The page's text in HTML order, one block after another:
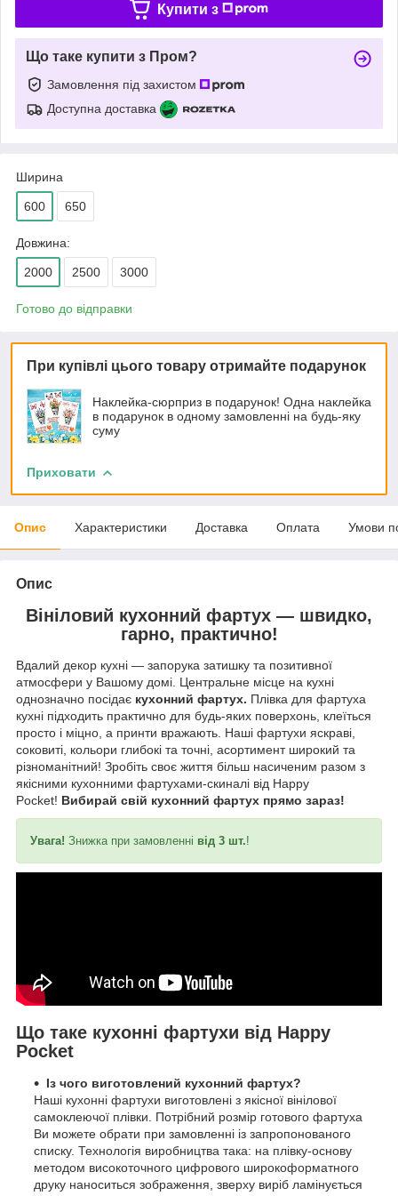
Купити з
Що таке купити з Пром?
Замовлення під захистом
Доступна доставка
Ширина
600 650
Довжина:
2000 2500 3000
Готово до відправки
При купівлі цього товару отримайте подарунок
Наклейка-сюрприз в подарунок! Одна наклейка
в подарунок в одному замовленні на будь-яку
суму
Приховати
Опис Характеристики Доставка Оплата Умови
Опис
Вініловий кухонний фартух — швидко,
гарно, практично!
Вдалий декор кухні — запорука затишку та позитивної
атмосфери у Вашому домі. Центральне місце на кухні
однозначно посідає кухонний фартух. Плівка для фартуха
кухні підходить практично для будь-яких поверхонь, клеїться
просто і міцно, а принти вражають. Наші фартухи яскраві,
соковиті, кольори глибокі та точні, асортимент широкий та
різноманітний! Зробіть своє життя більш насиченим разом з
якісними кухонними фартухами-скиналі від Happy
Pocket! Вибирай свій кухонний фартух прямо зараз!
Увага! Знижка при замовленні від 3 шт.!
Що таке кухонні фартухи від Happy
Pocket
Із чого виготовлений кухонний фартух?
Наші кухонні фартухи виготовлені з якісної вінілової
самоклеючої плівки. Потрібний розмір готового фартуха
Ви можете обрати при замовленні із запропонованого
списку. Технологія виробництва така: на плівку-основу
методом високоточного цифрового широкоформатного
друку наноситься зображення, зверху виріб ламінується